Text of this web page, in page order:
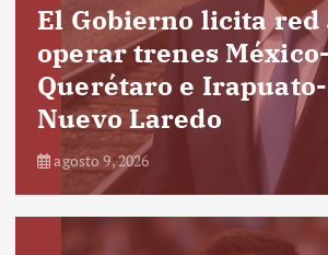
El Gobierno licita red
operar trenes México-
Querétaro e
Nuevo Laredo
agosto 9, 2026